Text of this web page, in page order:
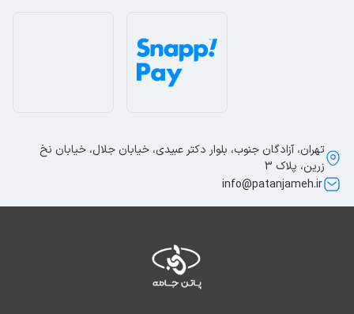
تهران، آزادگان جنوب، بلوار دکتر عبیدی، خیابان جلال، خیابان نخ
زرین، پلاک 3
info@patanjameh.ir